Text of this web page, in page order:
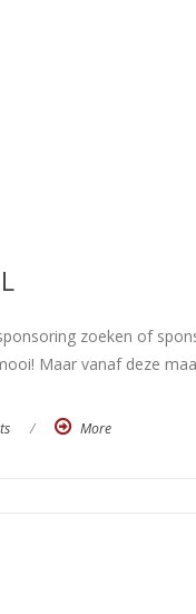
zoeken of
Maar vanaf deze
/ More